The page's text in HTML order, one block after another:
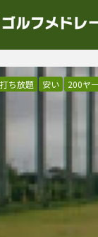
打ち放題 安い 200ヤ